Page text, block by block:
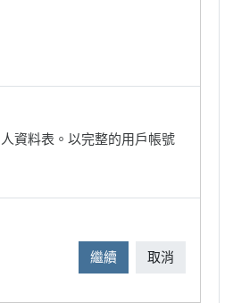
資料表。以完整的用戶帳號
繼續 取消